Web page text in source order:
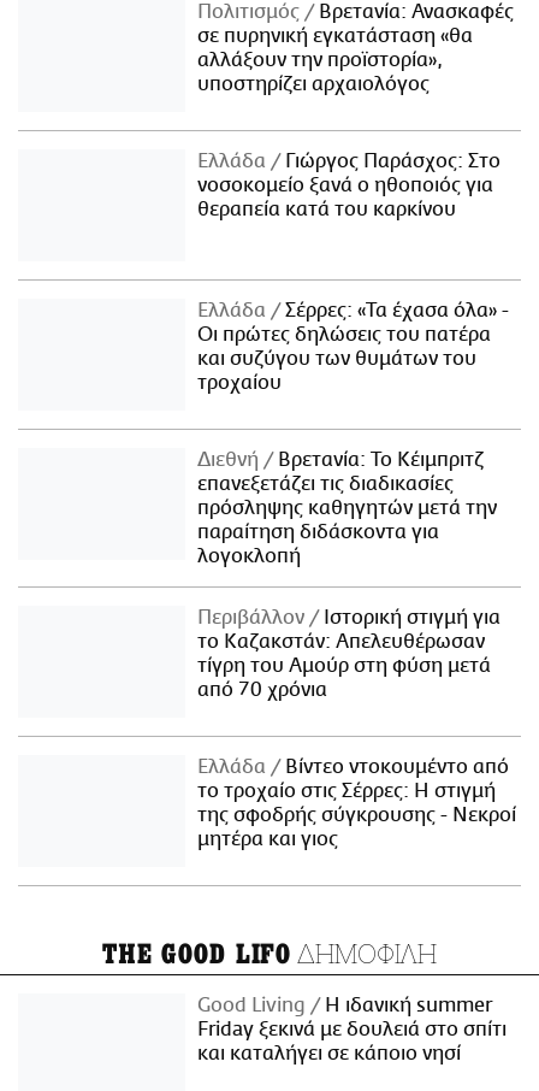
Πολιτισμός
Βρετανία: Ανασκαφές
σε πυρηνική εγκατάσταση «θα
αλλάξουν την προϊστορία»,
υποστηρίζει αρχαιολόγος
Ελλάδα
Γιώργος Παράσχος: Στο
νοσοκομείο ξανά ο ηθοποιός για
θεραπεία κατά του καρκίνου
Ελλάδα
Σέρρες: «Τα έχασα όλα» -
Οι πρώτες δηλώσεις του πατέρα
και συζύγου των θυμάτων του
τροχαίου
Διεθνή
Βρετανία: Το Κέιμπριτζ
επανεξετάζει τις διαδικασίες
πρόσληψης καθηγητών μετά την
παραίτηση διδάσκοντα για
λογοκλοπή
Περιβάλλον
Ιστορική στιγμή για
το Καζακστάν: Απελευθέρωσαν
τίγρη του Αμούρ στη φύση μετά
από 70 χρόνια
Ελλάδα
Βίντεο ντοκουμέντο από
το τροχαίο στις Σέρρες: Η στιγμή
της σφοδρής σύγκρουσης - Νεκροί
μητέρα και γιος
THE GOOD LIFO ΔΗΜΟΦΙΛΗ
Good Living
Η ιδανική summer
Friday ξεκινά με δουλειά στο σπίτι
και καταλήγει σε κάποιο νησί